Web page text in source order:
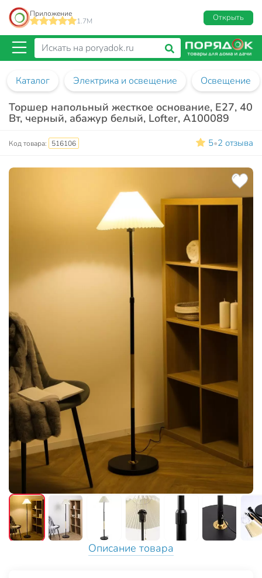
Приложение
1.7M
Открыть
Каталог Электрика и освещение Освещение
Торшер напольный жесткое основание, Е27, 40
Вт, черный, абажур белый, Lofter, A100089
Код товара: 516106 5•2 отзыва
Описание товара